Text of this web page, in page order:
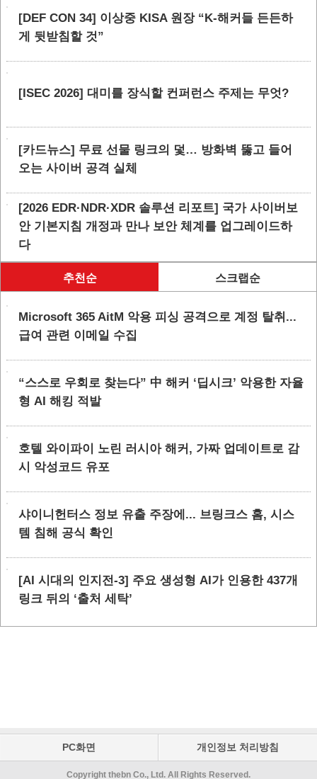
[DEF CON 34] 이상중 KISA 원장 “K-해커들 든든하
게 뒷받침할 것”
[ISEC 2026] 대미를 장식할 컨퍼런스 주제는 무엇?
[카드뉴스] 무료 선물 링크의 덫… 방화벽 뚫고 들어
오는 사이버 공격 실체
[2026 EDR·NDR·XDR 솔루션 리포트] 국가 사이버보
안 기본지침 개정과 만나 보안 체계를 업그레이드하
다
추천순 스크랩순
Microsoft 365 AitM 악용 피싱 공격으로 계정 탈취...
급여 관련 이메일 수집
“스스로 우회로 찾는다” 中 해커 ‘딥시크’ 악용한 자율
형 AI 해킹 적발
호텔 와이파이 노린 러시아 해커, 가짜 업데이트로 감
시 악성코드 유포
샤이니헌터스 정보 유출 주장에... 브링크스 홈, 시스
템 침해 공식 확인
[AI 시대의 인지전-3] 주요 생성형 AI가 인용한 437개
링크 뒤의 ‘출처 세탁’
PC화면 개인정보 처리방침
Copyright thebn Co., Ltd. All Rights Reserved.